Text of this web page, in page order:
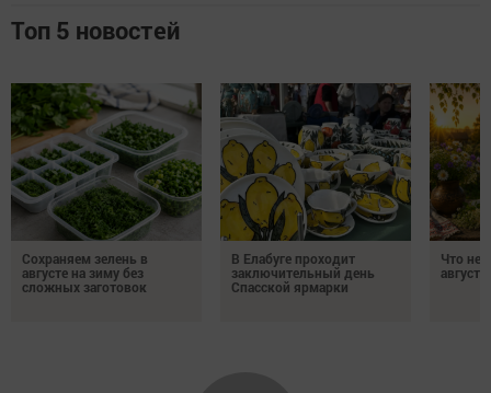
Топ 5 новостей
Сохраняем зелень в
августе на зиму без
сложных заготовок
В Елабуге проходит
заключительный день
Спасской ярмарки
Что